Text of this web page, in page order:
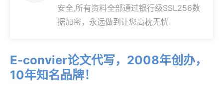
安全,所有资料全部通过银行级SSL256数
据加密，永远做到让您高枕无忧
E-convier论文代写，2008年创办，
10年知名品牌！